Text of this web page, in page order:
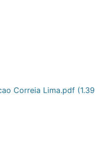
Correia Lima.pdf (1.39